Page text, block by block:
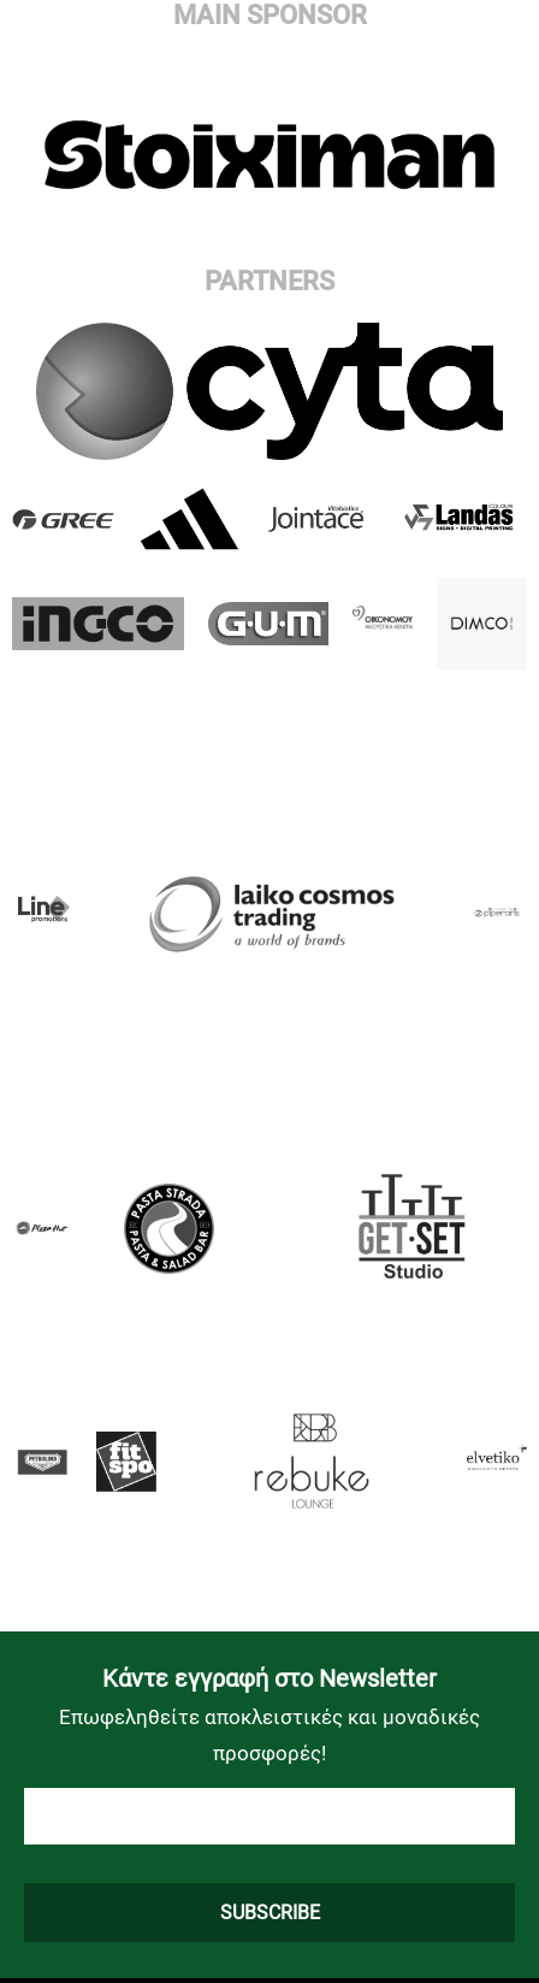
MAIN SPONSOR
PARTNERS
Kάντε εγγραφή στο Newsletter
Επωφεληθείτε αποκλειστικές και μοναδικές
προσφορές!